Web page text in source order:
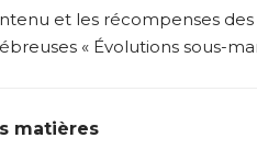
et les récompenses
« Évolutions sous-
matières